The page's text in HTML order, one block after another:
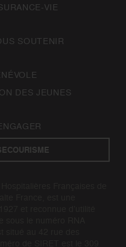
VIE
SOUTENIR
DES JEUNES